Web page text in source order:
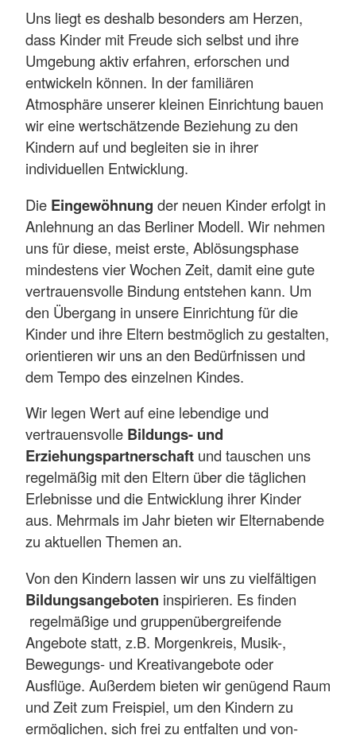
Uns liegt es deshalb besonders am Herzen,
dass Kinder mit Freude sich selbst und ihre
Umgebung aktiv erfahren, erforschen und
entwickeln können. In der familiären
Atmosphäre unserer kleinen Einrichtung bauen
wir eine wertschätzende Beziehung zu den
Kindern auf und begleiten sie in ihrer
individuellen Entwicklung.
Die Eingewöhnung der neuen Kinder erfolgt in
Anlehnung an das Berliner Modell. Wir nehmen
uns für diese, meist erste, Ablösungsphase
mindestens vier Wochen Zeit, damit eine gute
vertrauensvolle Bindung entstehen kann. Um
den Übergang in unsere Einrichtung für die
Kinder und ihre Eltern bestmöglich zu gestalten,
orientieren wir uns an den Bedürfnissen und
dem Tempo des einzelnen Kindes.
Wir legen Wert auf eine lebendige und
vertrauensvolle Bildungs- und
Erziehungspartnerschaft und tauschen uns
regelmäßig mit den Eltern über die täglichen
Erlebnisse und die Entwicklung ihrer Kinder
aus. Mehrmals im Jahr bieten wir Elternabende
zu aktuellen Themen an.
Von den Kindern lassen wir uns zu vielfältigen
Bildungsangeboten inspirieren. Es finden
regelmäßige und gruppenübergreifende
Angebote statt, z.B. Morgenkreis, Musik-,
Bewegungs- und Kreativangebote oder
Ausflüge. Außerdem bieten wir genügend Raum
und Zeit zum Freispiel, um den Kindern zu
ermöglichen, sich frei zu entfalten und von-